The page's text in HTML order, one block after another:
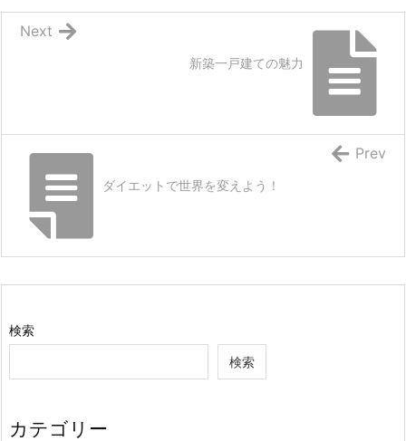
新築一戸建ての魅力
Next
ダイエットで世界を変えよう！
Prev
検索
検索
カテゴリー